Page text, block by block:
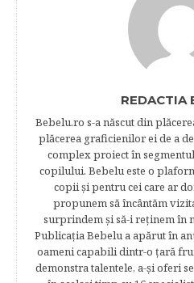
REDACTIA
Bebelu.ro s-a născut din
plăcerea graficienilor ei de a
complex proiect în
copilului. Bebelu este o
copii şi pentru cei care ar
propunem să încântăm
surprindem şi să-i reţinem în
Publicația Bebelu a apărut în
oameni capabili dintr-o ţară
demonstra talentele, a-şi oferi